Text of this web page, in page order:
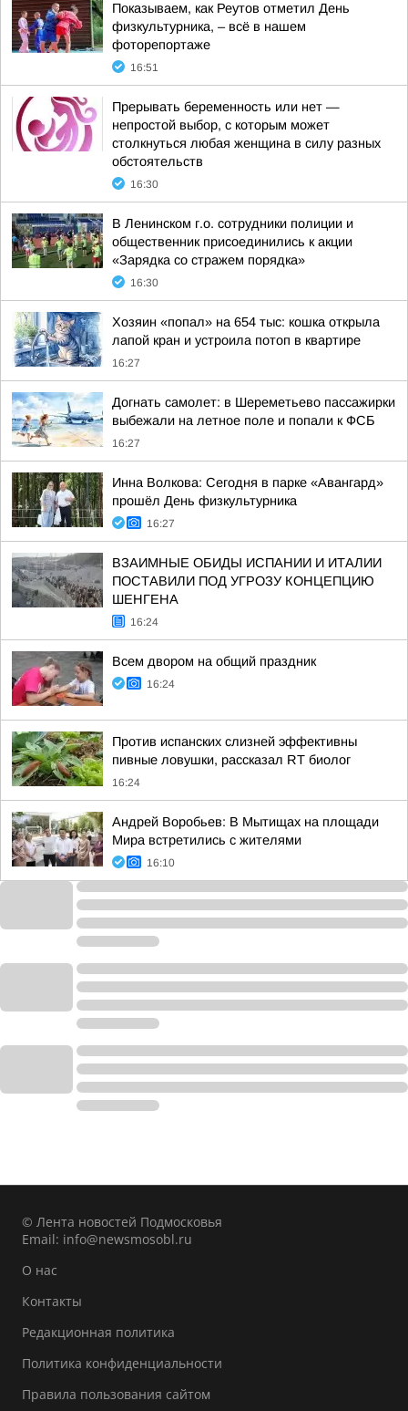
Показываем, как Реутов отметил День
физкультурника, – всё в нашем
фоторепортаже
16:51
Прерывать беременность или нет —
непростой выбор, с которым может
столкнуться любая женщина в силу разных
обстоятельств
16:30
В Ленинском г.о. сотрудники полиции и
общественник присоединились к акции
«Зарядка со стражем порядка»
16:30
Хозяин «попал» на 654 тыс: кошка открыла
лапой кран и устроила потоп в квартире
16:27
Догнать самолет: в Шереметьево пассажирки
выбежали на летное поле и попали к ФСБ
16:27
Инна Волкова: Сегодня в парке «Авангард»
прошёл День физкультурника
16:27
ВЗАИМНЫЕ ОБИДЫ ИСПАНИИ И ИТАЛИИ
ПОСТАВИЛИ ПОД УГРОЗУ КОНЦЕПЦИЮ
ШЕНГЕНА
16:24
Всем двором на общий праздник
16:24
Против испанских слизней эффективны
пивные ловушки, рассказал RT биолог
16:24
Андрей Воробьев: В Мытищах на площади
Мира встретились с жителями
16:10
© Лента новостей Подмосковья
Email: info@newsmosobl.ru
О нас
Контакты
Редакционная политика
Политика конфиденциальности
Правила пользования сайтом